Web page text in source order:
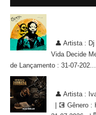
👤 Artista :
Vida Decide
de Lançamento : 31-07-202...
👤 Artista :
| 💽 Gênero :